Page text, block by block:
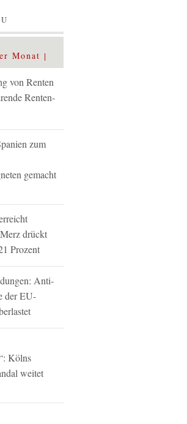
Monat
von Renten
Renten-
zum
gemacht
drückt
Prozent
Anti-
der EU-
Kölns
weitet